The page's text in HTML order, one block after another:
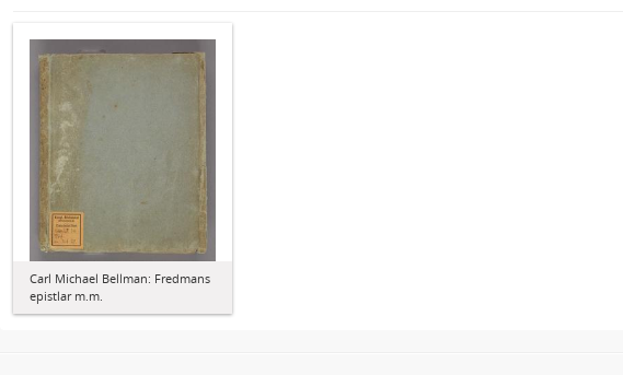
Carl Michael Bellman: Fredmans
epistlar m.m.